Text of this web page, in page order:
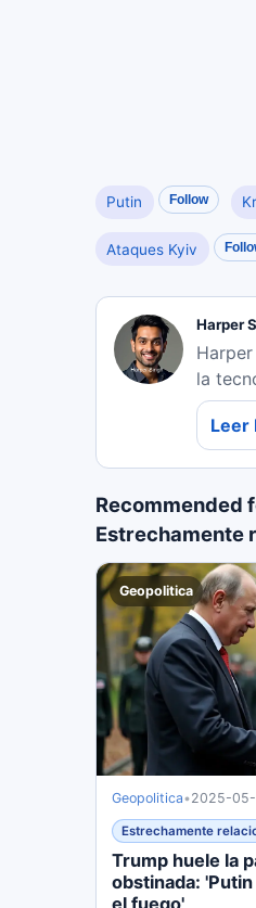
Putin Follow
Ataques Kyiv
Harper
la
Leer
Recommended
Estrechamente
Geopolitica
Geopolitica•2025-
Estrechamente
Trump huele la
obstinada: